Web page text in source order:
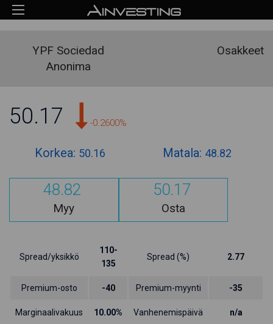
YPF Sociedad
Anonima
Osakkeet
50.17 -0.2600%
Korkea: 50.16 Matala: 48.82
48.82
Myy
50.17
Osta
Spread/yksikkö
110-
135
Spread (%) 2.77
Premium-osto -40 Premium-myynti -35
Marginaalivakuus 10.00% Vanhenemispäivä n/a